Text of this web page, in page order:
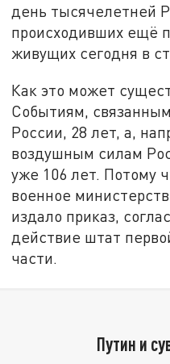
день тысячелетней
происходивших ещё
живущих сегодня в
Как это может
Событиям,
России, 28 лет, а,
воздушным силам
уже 106 лет. Потому
военное
издало приказ,
действие штат
части.
Путин и